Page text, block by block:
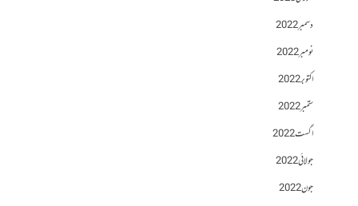
دسمبر 2022
نومبر 2022
اکتوبر 2022
ستمبر 2022
اگست 2022
جولائی 2022
جون 2022